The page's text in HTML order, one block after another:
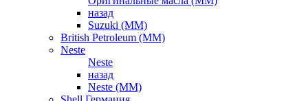
назад
Suzuki (ММ)
British Petroleum (ММ)
Neste
Neste
назад
Neste (ММ)